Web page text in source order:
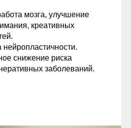
мозга, улучшение
креативных
снижение риска
заболеваний.